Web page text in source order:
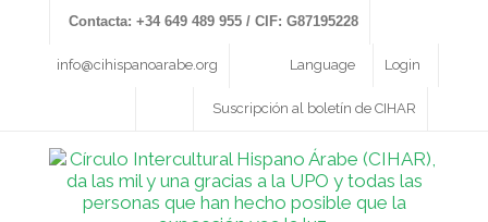
Contacta: +34 649 489 955 / CIF: G87195228
info@cihispanoarabe.org Login
Language
Suscripción al boletín de CIHAR